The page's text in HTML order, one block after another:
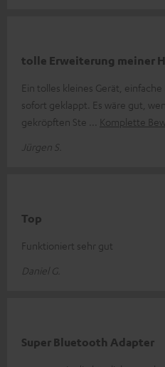
tolle Erweiterung meiner
Ein tolles kleines Gerät,
sofort geklappt. Es wäre gut,
gekröpften Ste
Komplette
Jürgen S.
Top
Funktioniert sehr gut
Daniel G.
Super Bluetooth Adapter